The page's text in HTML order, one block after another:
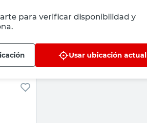
para verificar disponibilidad y
Usar ubicación actual